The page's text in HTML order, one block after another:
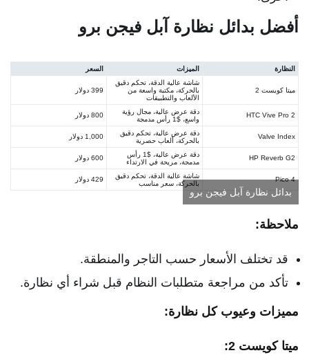
أفضل بدائل نظارة آبل فيجن برو
النظارة الميزات السعر
ميتا كويست 2
شاشة عالية الدقة، تحكم دقيق
بالحركة، مكتبة واسعة من
الألعاب والتطبيقات
399 دولار
HTC Vive Pro 2
دقة عرض عالية، مجال رؤية
واسع، $1 رأس مدمجة
800 دولار
Valve Index
دقة عرض عالية، تحكم دقيق
بالحركة، ألعاب حصرية
1,000 دولار
HP Reverb G2
دقة عرض عالية، $1 رأس
مدمجة، مريحة في الارتداء
600 دولار
Pico 4
شاشة عالية الدقة، تحكم دقيق
بالحركة، سعر مناسب
429 دولار
بدائل نظارة آبل فيجن برو
ملاحظة:
قد تختلف الأسعار حسب التاجر والمنطقة.
تأكد من مراجعة متطلبات النظام قبل شراء أي نظارة.
مميزات وعيوب كل نظارة:
ميتا كويست 2: